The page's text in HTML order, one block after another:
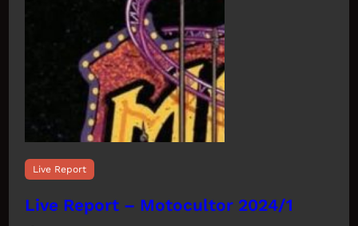
Live Report
Live Report – Motocultor 2024/1